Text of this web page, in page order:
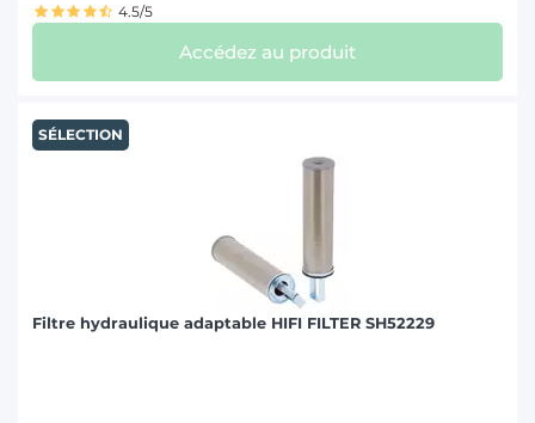
4.5/5
Accédez au produit
SÉLECTION
Filtre hydraulique adaptable HIFI FILTER SH52229